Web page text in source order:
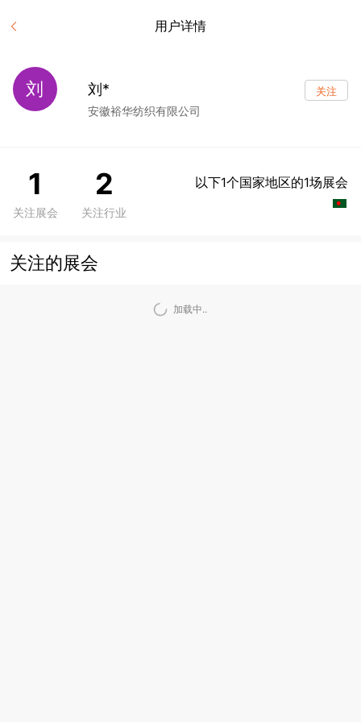
用户详情
刘 刘*
安徽裕华纺织有限公司
关注
1
关注展会
2
关注行业
以下1个国家地区的1场展会
关注的展会
加载中..